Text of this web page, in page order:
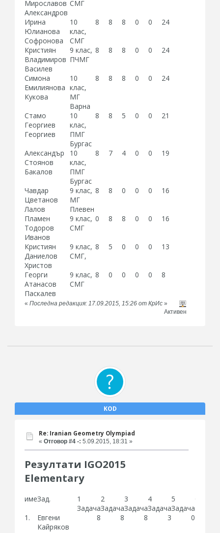
Мирославов
Александров
СМГ
Ирина
Юлианова
Софронова
10
клас,
СМГ
8 8 8 0 0 24
Кристиян
Владимиров
Василев
9 клас,
ПЧМГ
8 8 8 0 0 24
Симона
Емилиянова
Кукова
10
клас,
МГ
Варна
8 8 8 0 0 24
Стамо
Георгиев
Георгиев
10
клас,
ПМГ
Бургас
8 8 5 0 0 21
Александър
Стоянов
Бакалов
10
клас,
ПМГ
Бургас
8 7 4 0 0 19
Чавдар
Цветанов
Лалов
9 клас,
МГ
Плевен
8 8 0 0 0 16
Пламен
Тодоров
Иванов
9 клас,
СМГ
0 8 8 0 0 16
Кристиян
Даниелов
Христов
9 клас,
СМГ,
8 5 0 0 0 13
Георги
Атанасов
Паскалев
9 клас,
СМГ
8 0 0 0 0 8
« Последна редакция: 17.09.2015, 15:26 от КрИс »
Активен
KOD
Re: Iranian Geometry Olympiad
« Отговор #4 -: 5.09.2015, 18:31 »
Резултати IGO2015
Elementary
имеЗад.
1
Задача
2
Задача
3
Задача
4
Задача
5
Задача
Общо
1.
Евгени
Кайряков
8 8 8 3 0